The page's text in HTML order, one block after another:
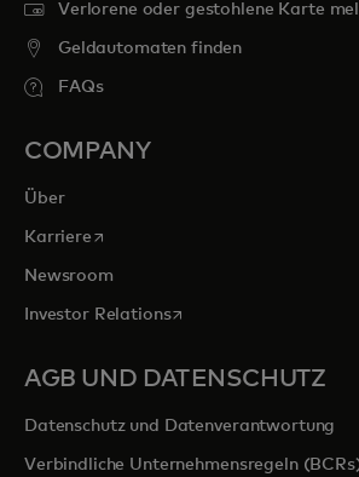
Verlorene oder gestohlene Karte
Geldautomaten finden
FAQs
COMPANY
Über
Karrierewird in einer neuen
Newsroom
Investor Relationswird in einer neuen
AGB UND DATENSCHUTZ
Datenschutz und Datenverantwortung
Verbindliche Unternehmensregeln